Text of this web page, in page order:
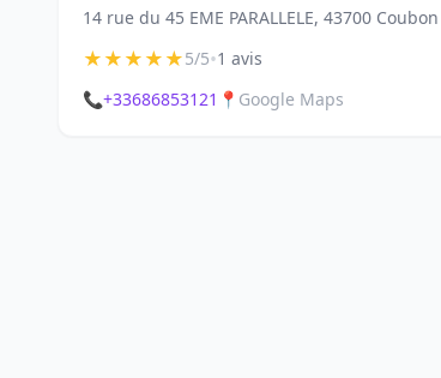
14 rue du 45 EME PARALLELE, 43700 Coubon
★★★★★5/5•1 avis
📞+33686853121 📍 Google Maps